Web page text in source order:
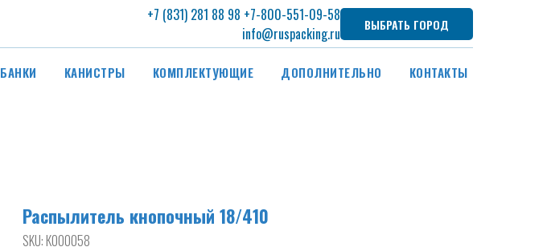
+7 (831) 281 88 98 +7-800-551-09-58
info@ruspacking.ru
ВЫБРАТЬ ГОРОД
БАНКИ КАНИСТРЫ КОМПЛЕКТУЮЩИЕ ДОПОЛНИТЕЛЬНО КОНТАКТЫ
Распылитель кнопочный 18/410
SKU:К000058